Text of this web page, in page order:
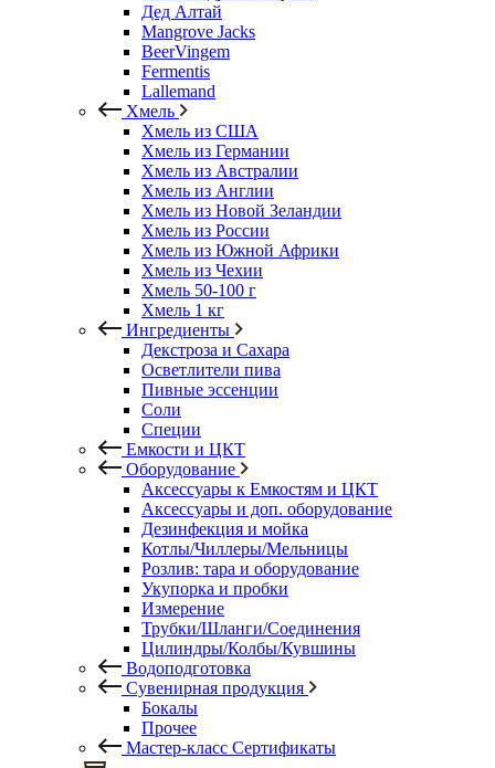
Дед Алтай
Mangrove Jacks
BeerVingem
Fermentis
Lallemand
Хмель
Хмель из США
Хмель из Германии
Хмель из Австралии
Хмель из Англии
Хмель из Новой Зеландии
Хмель из России
Хмель из Южной Африки
Хмель из Чехии
Хмель 50-100 г
Хмель 1 кг
Ингредиенты
Декстроза и Сахара
Осветлители пива
Пивные эссенции
Соли
Специи
Емкости и ЦКТ
Оборудование
Аксессуары к Емкостям и ЦКТ
Аксессуары и доп. оборудование
Дезинфекция и мойка
Котлы/Чиллеры/Мельницы
Розлив: тара и оборудование
Укупорка и пробки
Измерение
Трубки/Шланги/Соединения
Цилиндры/Колбы/Кувшины
Водоподготовка
Сувенирная продукция
Бокалы
Прочее
Мастер-класс Сертификаты